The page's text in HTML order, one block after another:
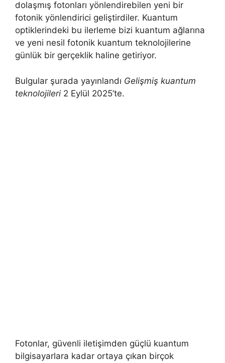
dolaşmış fotonları yönlendirebilen yeni bir
fotonik yönlendirici geliştirdiler. Kuantum
optiklerindeki bu ilerleme bizi kuantum ağlarına
ve yeni nesil fotonik kuantum teknolojilerine
günlük bir gerçeklik haline getiriyor.
Bulgular şurada yayınlandı Gelişmiş kuantum
teknolojileri 2 Eylül 2025’te.
Fotonlar, güvenli iletişimden güçlü kuantum
bilgisayarlara kadar ortaya çıkan birçok